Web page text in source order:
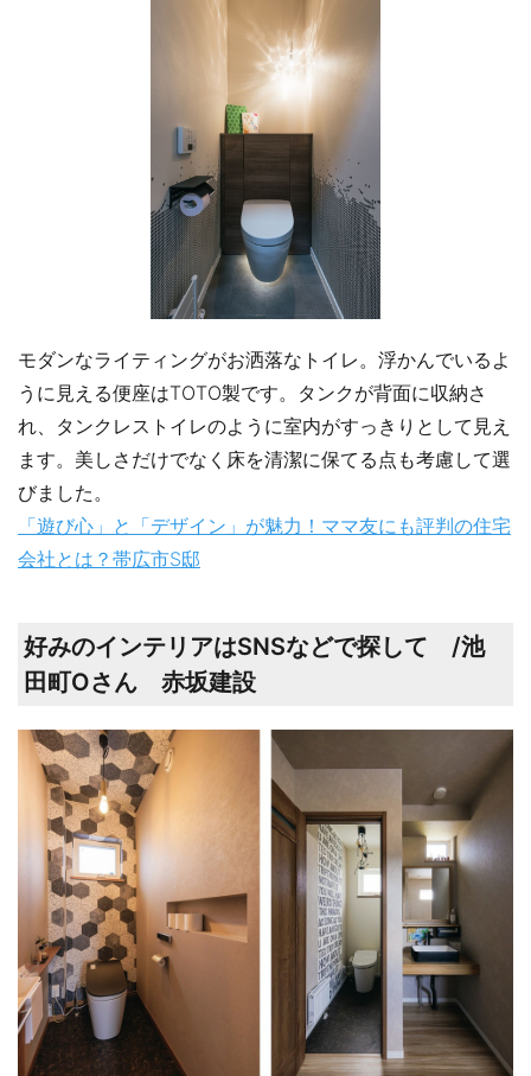
モダンなライティングがお洒落なトイレ。浮かんでいるよ
うに見える便座はTOTO製です。タンクが背面に収納さ
れ、タンクレストイレのように室内がすっきりとして見え
ます。美しさだけでなく床を清潔に保てる点も考慮して選
びました。
「遊び心」と「デザイン」が魅力！ママ友にも評判の住宅
会社とは？帯広市S邸
好みのインテリアはSNSなどで探して /池
田町Оさん 赤坂建設